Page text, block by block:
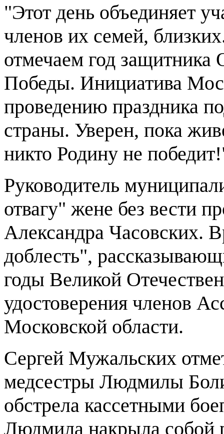
"Этот день объединяет
членов их семей,
отмечаем год защитника
Победы. Инициатива
проведению праздника
страны. Уверен, пока
никто Родину не
Руководитель
отвагу" жене без вести
Александра Часовских.
доблесть",
годы Великой
удостоверения членов
Московской области.
Сергей Мужальских
медсестры Людмилы
обстрела кассетными
Людмила накрыла собой